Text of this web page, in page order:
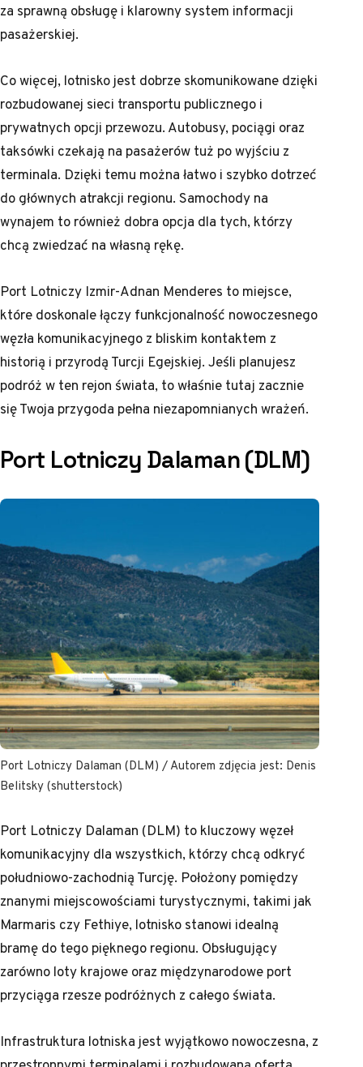
za sprawną obsługę i klarowny system informacji
pasażerskiej.
Co więcej, lotnisko jest dobrze skomunikowane dzięki
rozbudowanej sieci transportu publicznego i
prywatnych opcji przewozu. Autobusy, pociągi oraz
taksówki czekają na pasażerów tuż po wyjściu z
terminala. Dzięki temu można łatwo i szybko dotrzeć
do głównych atrakcji regionu. Samochody na
wynajem to również dobra opcja dla tych, którzy
chcą zwiedzać na własną rękę.
Port Lotniczy Izmir-Adnan Menderes to miejsce,
które doskonale łączy funkcjonalność nowoczesnego
węzła komunikacyjnego z bliskim kontaktem z
historią i przyrodą Turcji Egejskiej. Jeśli planujesz
podróż w ten rejon świata, to właśnie tutaj zacznie
się Twoja przygoda pełna niezapomnianych wrażeń.
Port Lotniczy Dalaman (DLM)
Port Lotniczy Dalaman (DLM) / Autorem zdjęcia jest: Denis
Belitsky (shutterstock)
Port Lotniczy Dalaman (DLM) to kluczowy węzeł
komunikacyjny dla wszystkich, którzy chcą odkryć
południowo-zachodnią Turcję. Położony pomiędzy
znanymi miejscowościami turystycznymi, takimi jak
Marmaris czy Fethiye, lotnisko stanowi idealną
bramę do tego pięknego regionu. Obsługujący
zarówno loty krajowe oraz międzynarodowe port
przyciąga rzesze podróżnych z całego świata.
Infrastruktura lotniska jest wyjątkowo nowoczesna, z